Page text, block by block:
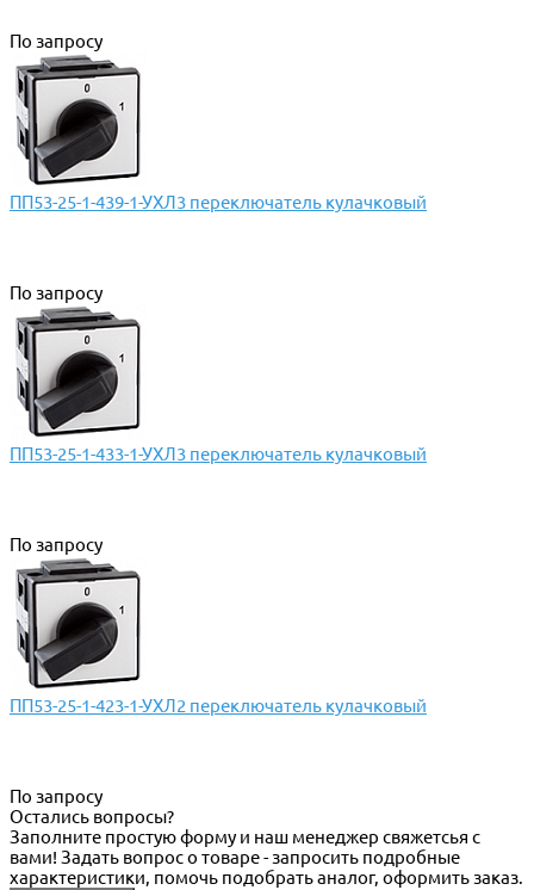
По запросу
ПП53-25-1-439-1-УХЛ3 переключатель кулачковый
По запросу
ПП53-25-1-433-1-УХЛ3 переключатель кулачковый
По запросу
ПП53-25-1-423-1-УХЛ2 переключатель кулачковый
По запросу
Остались вопросы?
Заполните простую форму и наш менеджер свяжетсья с
вами! Задать вопрос о товаре - запросить подробные
характеристики, помочь подобрать аналог, оформить заказ.